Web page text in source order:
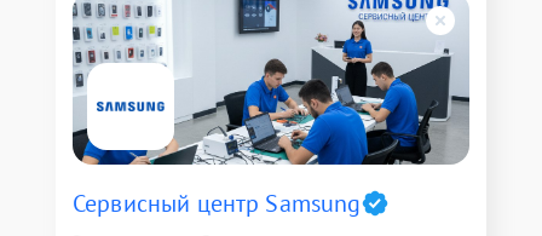
Сервисный центр Samsung